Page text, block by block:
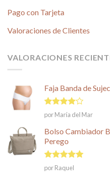
Pago con Tarjeta
Valoraciones de Clientes
VALORACIONES
Faja Banda de
Valorado
en
5
por María del Mar
Bolso Cambiador
Perego
Valorado en
5
de 5
por Raquel